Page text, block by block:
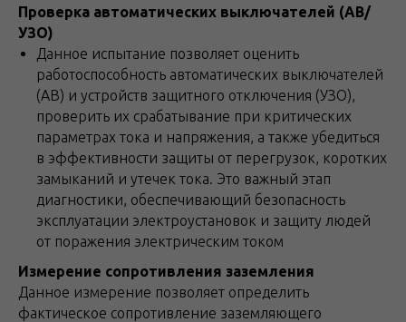
Проверка автоматических выключателей (АВ/
УЗО)
Данное испытание позволяет оценить
работоспособность автоматических выключателей
(АВ) и устройств защитного отключения (УЗО),
проверить их срабатывание при критических
параметрах тока и напряжения, а также убедиться
в эффективности защиты от перегрузок, коротких
замыканий и утечек тока. Это важный этап
диагностики, обеспечивающий безопасность
эксплуатации электроустановок и защиту людей
от поражения электрическим током
Измерение сопротивления заземления
Данное измерение позволяет определить
фактическое сопротивление заземляющего